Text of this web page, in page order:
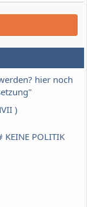
hier noch
)
POLITIK